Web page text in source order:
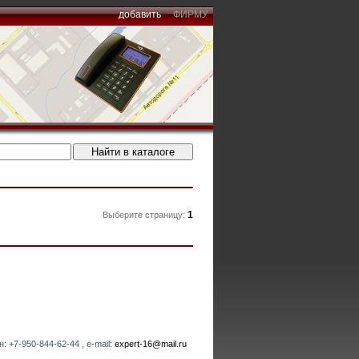
добавить ФИРМУ
Выберите страницу: 1
+7-950-844-62-44 , e-mail: expert-16@mail.ru